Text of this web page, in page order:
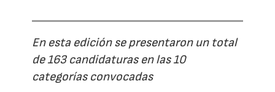
En esta edición se presentaron un total
de 163 candidaturas en las 10
categorías convocadas